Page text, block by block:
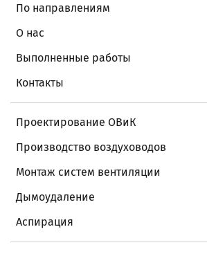
По направлениям
О нас
Выполненные работы
Контакты
Проектирование ОВиК
Производство воздуховодов
Монтаж систем вентиляции
Дымоудаление
Аспирация